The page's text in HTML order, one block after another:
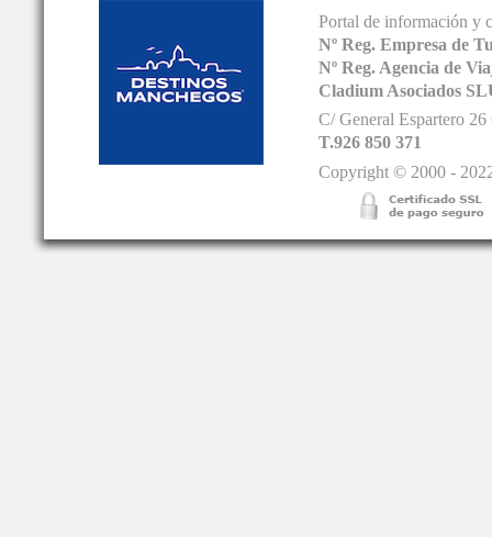
Portal de información y
Nº Reg. Empresa de
Nº Reg. Agencia de
Cladium Asociados
C/ General Espartero
T.926 850 371
Copyright © 2000 -